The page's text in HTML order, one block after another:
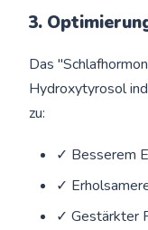
3.
Das
Hydroxytyrosol
zu:
✓ Besserem
✓
✓ Gestärkter